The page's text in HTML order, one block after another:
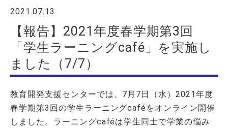
2021.07.13
【報告】2021年度春学期第3回
「学生ラーニングcafé」を実施し
ました（7/7）
教育開発支援センターでは、7月7日（水）2021年度
春学期第3回の学生ラーニングcaféをオンライン開催
しました。ラーニングcaféは学生同士で学業の悩み